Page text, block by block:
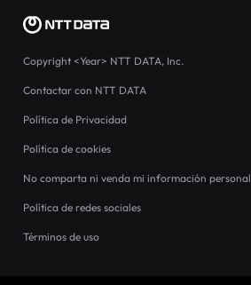
Copyright <Year> NTT DATA, Inc.
Contactar con NTT DATA
Política de Privacidad
Política de cookies
No comparta ni venda mi información personal
Política de redes sociales
Términos de uso